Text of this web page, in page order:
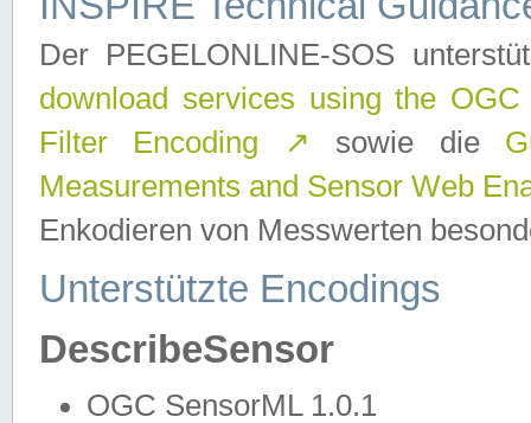
Der PEGELONLINE-SOS
download services using the
Filter Encoding
↗ sowie die
Measurements and Sensor Web
Enkodieren von Messwerten
Unterstützte Encodings
DescribeSensor
OGC SensorML 1.0.1